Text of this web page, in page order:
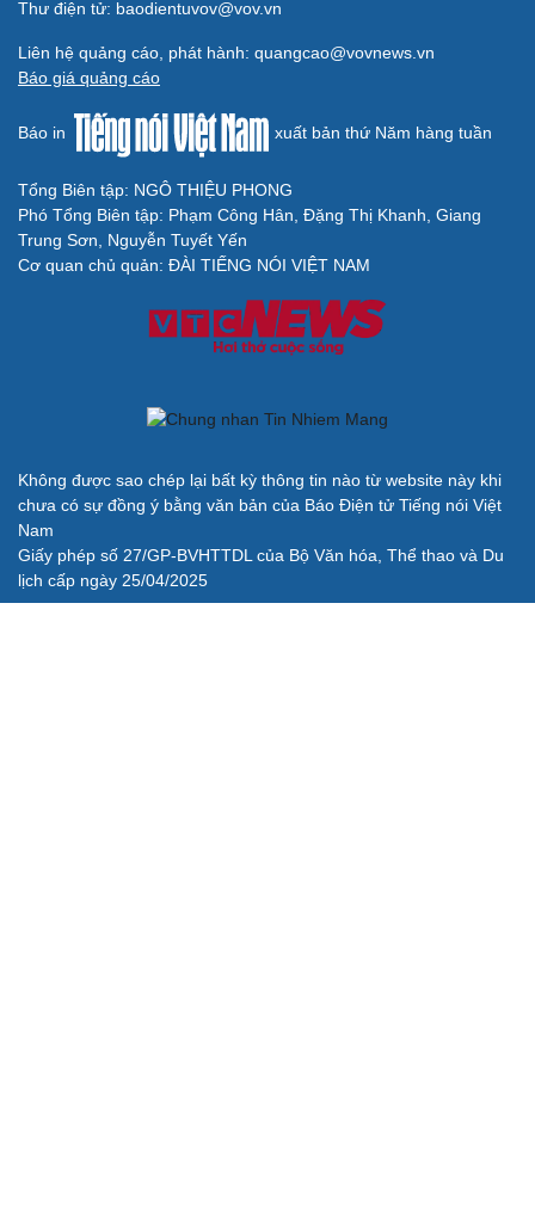
Thư điện tử: baodientuvov@vov.vn
Liên hệ quảng cáo, phát hành: quangcao@vovnews.vn
Báo giá quảng cáo
Báo in xuất bản thứ Năm hàng tuần
Tổng Biên tập: NGÔ THIỆU PHONG
Phó Tổng Biên tập: Phạm Công Hân, Đặng Thị Khanh, Giang
Trung Sơn, Nguyễn Tuyết Yến
Cơ quan chủ quản: ĐÀI TIẾNG NÓI VIỆT NAM
Không được sao chép lại bất kỳ thông tin nào từ website này khi
chưa có sự đồng ý bằng văn bản của Báo Điện tử Tiếng nói Việt
Nam
Giấy phép số 27/GP-BVHTTDL của Bộ Văn hóa, Thể thao và Du
lịch cấp ngày 25/04/2025